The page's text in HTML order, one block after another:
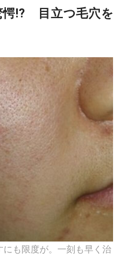
愕!? 目立つ毛穴を
も限度が。一刻も早く治